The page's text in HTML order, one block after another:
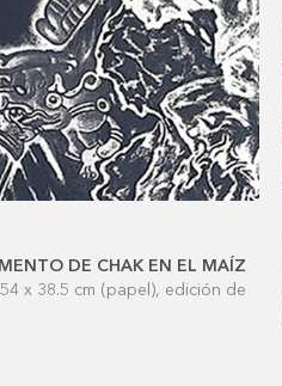
DE CHAK EN EL MAÍZ
x 38.5 cm (papel), edición de